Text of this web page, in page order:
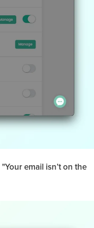
"Your email isn’t on the